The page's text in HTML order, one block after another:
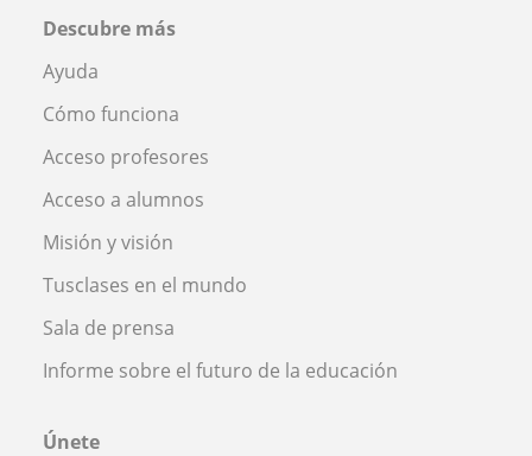
Descubre más
Ayuda
Cómo funciona
Acceso profesores
Acceso a alumnos
Misión y visión
Tusclases en el mundo
Sala de prensa
Informe sobre el futuro de la educación
Únete